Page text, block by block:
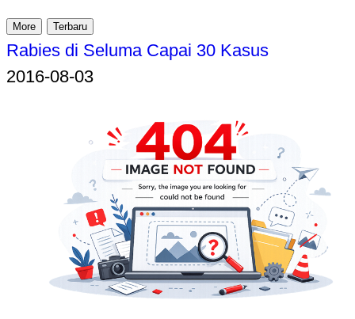
More Terbaru
Rabies di Seluma Capai 30 Kasus
2016-08-03